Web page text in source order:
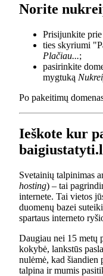
Norite
Prisijunkite
ties skyriumi
Plačiau...;
pasirinkite
mygtuką
Po pakeitimų
Ieškote kur
Svetainių talpinimas
hosting) – tai
internete. Tai vietos
duomenų bazei
spartaus interneto
Daugiau nei 15 metų
kokybė, lankstūs
nulėmė, kad šiandien
talpina ir mumis